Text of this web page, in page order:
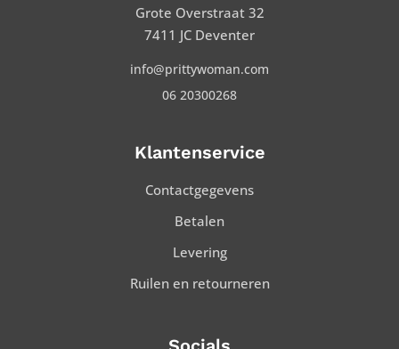
Grote Overstraat 32
7411 JC Deventer
info@prittywoman.com
06 20300268
Klantenservice
Contactgegevens
Betalen
Levering
Ruilen en retourneren